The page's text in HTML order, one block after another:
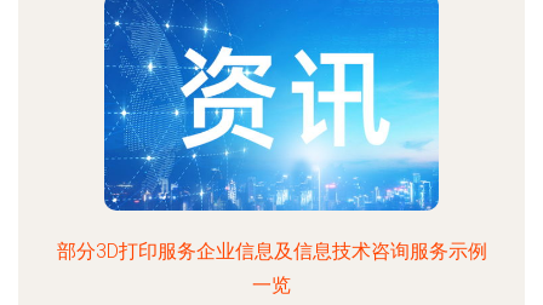
部分3D打印服务企业信息及信息技术咨询服务示例
一览